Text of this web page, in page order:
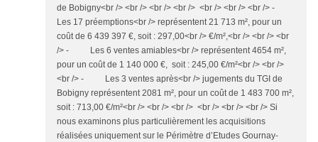
de Bobigny<br /> <br /> <br /> <br /> <br /> <br /> <br /> -
Les 17 préemptions<br /> représentent 21 713 m², pour un
coût de 6 439 397 €, soit : 297,00<br /> €/m²,<br /> <br /> <br
/> - Les 6 ventes amiables<br /> représentent 4654 m²,
pour un coût de 1 140 000 €, soit : 245,00 €/m²<br /> <br />
<br /> - Les 3 ventes après<br /> jugements du TGI de
Bobigny représentent 2081 m², pour un coût de 1 483 700 m²,
soit : 713,00 €/m²<br /> <br /> <br /> <br /> <br /> <br /> Si
nous examinons plus particulièrement les acquisitions
réalisées uniquement sur le Périmètre d’Etudes Gournay-